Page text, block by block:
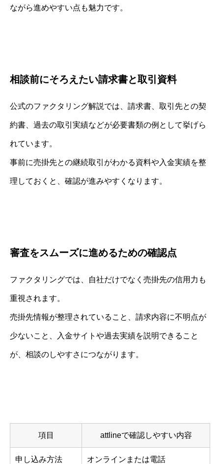
ながら進めやすい点も魅力です。
相談前にそろえたい請求書と取引資料
公式のファクタリング解説では、請求書、取引先との契
約書、過去の取引実績などが必要書類の例として挙げら
れています。
事前に売掛先との継続取引がわかる資料や入金実績を整
理しておくと、確認が進みやすくなります。
審査をスムーズに進めるための確認点
ファクタリングでは、自社だけでなく売掛先の信用力も
重視されます。
売掛先情報が整理されていること、請求内容に不明点が
少ないこと、入金サイトや過去実績を説明できること
が、相談のしやすさにつながります。
項目 attlineで確認しやすい内容
申し込み方法 オンラインまたは電話